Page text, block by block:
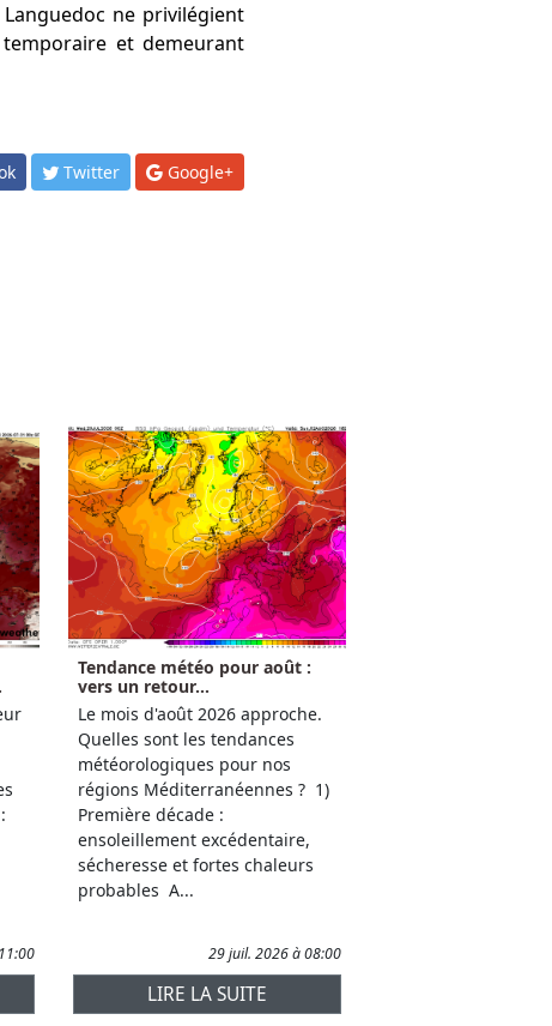
ne privilégient
et demeurant
Twitter Google+
Tendance météo pour août :
vers un retour...
Le mois d'août 2026 approche.
Quelles sont les tendances
météorologiques pour nos
régions Méditerranéennes ? 1)
Première décade :
ensoleillement excédentaire,
sécheresse et fortes chaleurs
probables A...
29 juil. 2026 à 08:00
LIRE LA SUITE